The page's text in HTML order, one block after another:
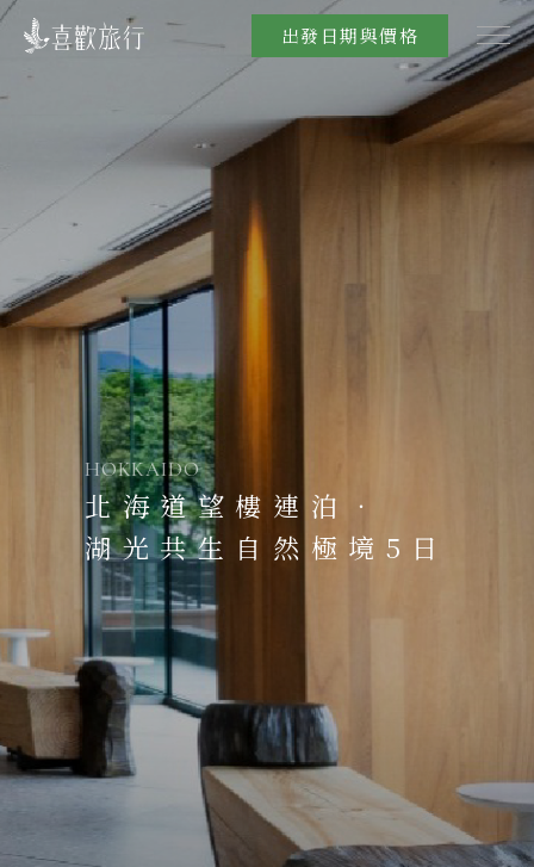
出發日期與價格
HOKKAIDO
北海道望樓連泊．
湖光共生自然極境5日